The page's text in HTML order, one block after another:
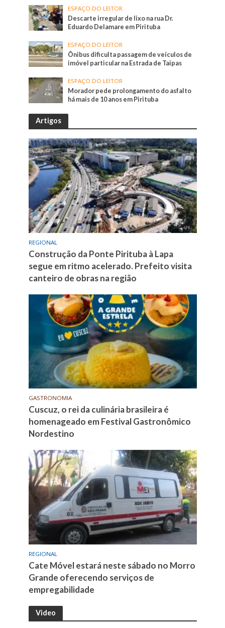
ESPAÇO DO LEITOR
Descarte irregular de lixo na rua Dr.
Eduardo Delamare em Pirituba
ESPAÇO DO LEITOR
Ônibus dificulta passagem de veículos de
imóvel particular na Estrada de Taipas
ESPAÇO DO LEITOR
Morador pede prolongamento do asfalto
há mais de 10 anos em Pirituba
Artigos
REGIONAL
Construção da Ponte Pirituba à Lapa
segue em ritmo acelerado. Prefeito visita
canteiro de obras na região
GASTRONOMIA
Cuscuz, o rei da culinária brasileira é
homenageado em Festival Gastronômico
Nordestino
REGIONAL
Cate Móvel estará neste sábado no Morro
Grande oferecendo serviços de
empregabilidade
Video